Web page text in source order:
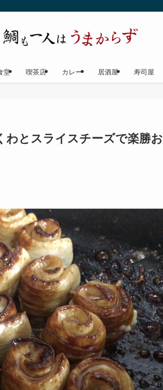
堂 喫茶店 カレー 居酒屋 寿司屋
わとスライスチーズで楽勝お